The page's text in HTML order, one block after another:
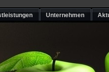
Unternehmen